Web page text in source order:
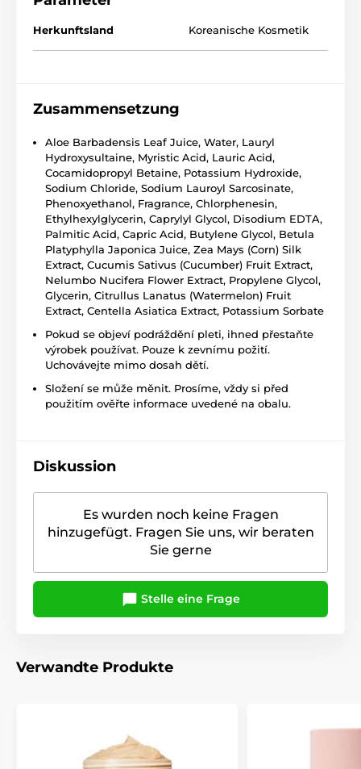
Herkunftsland Koreanische Kosmetik
Zusammensetzung
Aloe Barbadensis Leaf Juice, Water, Lauryl
Hydroxysultaine, Myristic Acid, Lauric Acid,
Cocamidopropyl Betaine, Potassium Hydroxide,
Sodium Chloride, Sodium Lauroyl Sarcosinate,
Phenoxyethanol, Fragrance, Chlorphenesin,
Ethylhexylglycerin, Caprylyl Glycol, Disodium EDTA,
Palmitic Acid, Capric Acid, Butylene Glycol, Betula
Platyphylla Japonica Juice, Zea Mays (Corn) Silk
Extract, Cucumis Sativus (Cucumber) Fruit Extract,
Nelumbo Nucifera Flower Extract, Propylene Glycol,
Glycerin, Citrullus Lanatus (Watermelon) Fruit
Extract, Centella Asiatica Extract, Potassium Sorbate
Pokud se objeví podráždění pleti, ihned přestaňte
výrobek používat. Pouze k zevnímu požití.
Uchovávejte mimo dosah dětí.
Složení se může měnit. Prosíme, vždy si před
použitím ověřte informace uvedené na obalu.
Diskussion
Es wurden noch keine Fragen
hinzugefügt. Fragen Sie uns, wir beraten
Sie gerne
Stelle eine Frage
Verwandte Produkte